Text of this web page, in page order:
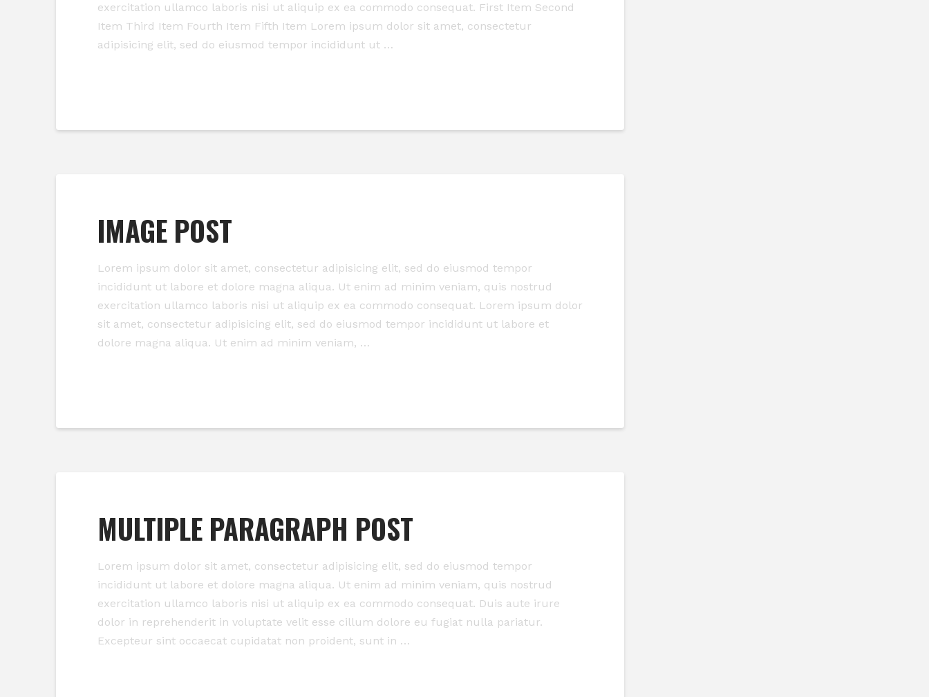
exercitation ullamco laboris nisi ut aliquip ex ea commodo consequat. First Item Second
Item Third Item Fourth Item Fifth Item Lorem ipsum dolor sit amet, consectetur
adipisicing elit, sed do eiusmod tempor incididunt ut …
IMAGE POST
Lorem ipsum dolor sit amet, consectetur adipisicing elit, sed do eiusmod tempor
incididunt ut labore et dolore magna aliqua. Ut enim ad minim veniam, quis nostrud
exercitation ullamco laboris nisi ut aliquip ex ea commodo consequat. Lorem ipsum dolor
sit amet, consectetur adipisicing elit, sed do eiusmod tempor incididunt ut labore et
dolore magna aliqua. Ut enim ad minim veniam, …
MULTIPLE PARAGRAPH POST
Lorem ipsum dolor sit amet, consectetur adipisicing elit, sed do eiusmod tempor
incididunt ut labore et dolore magna aliqua. Ut enim ad minim veniam, quis nostrud
exercitation ullamco laboris nisi ut aliquip ex ea commodo consequat. Duis aute irure
dolor in reprehenderit in voluptate velit esse cillum dolore eu fugiat nulla pariatur.
Excepteur sint occaecat cupidatat non proident, sunt in …